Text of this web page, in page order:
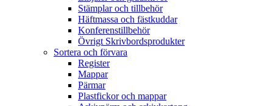
Stämplar och tillbehör
Häftmassa och fästkuddar
Konferenstillbehör
Övrigt Skrivbordsprodukter
Sortera och förvara
Register
Mappar
Pärmar
Plastfickor och mappar